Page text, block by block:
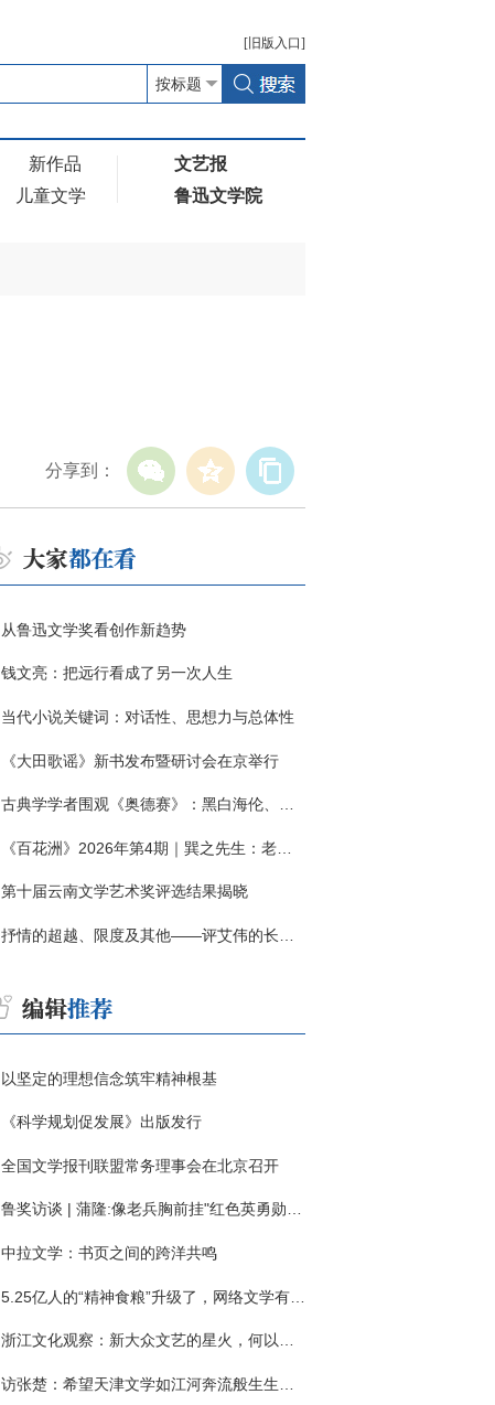
[ 旧版 入口]
新作品
儿童文学
文艺报
鲁迅文学院
分享到：
从鲁迅文学奖看创作新趋势
钱文亮：把远行看成了另一次人生
当代小说关键词：对话性、思想力与总体性
《大田歌谣》新书发布暨研讨会在京举行
古典学学者围观《奥德赛》：黑白海伦、佩涅罗佩的别针与神秘入侵者
《百花洲》2026年第4期｜巽之先生：老兵朱向前侧记三题
第十届云南文学艺术奖评选结果揭晓
抒情的超越、限度及其他——评艾伟的长篇小说《春歌》
以坚定的理想信念筑牢精神根基
《科学规划促发展》出版发行
全国文学报刊联盟常务理事会在北京召开
鲁奖访谈 | 蒲隆:像老兵胸前挂"红色英勇勋章"
中拉文学：书页之间的跨洋共鸣
5.25亿人的“精神食粮”升级了，网络文学有了哪些新变化？
浙江文化观察：新大众文艺的星火，何以燎原？
访张楚：希望天津文学如江河奔流般生生不息